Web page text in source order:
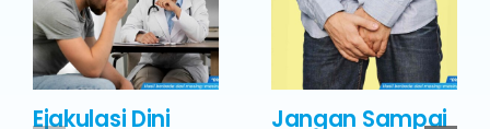
Ejakulasi Dini
Jangan Sampai